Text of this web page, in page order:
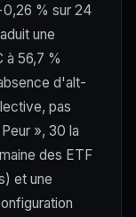
% sur 24
une
à 56,7 %
d'alt-
pas
», 30 la
des ETF
et une